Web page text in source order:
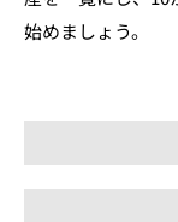
始めましょう。